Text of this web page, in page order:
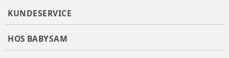
KUNDESERVICE
HOS BABYSAM